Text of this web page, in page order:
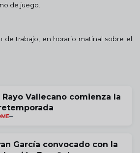
de juego.
de trabajo, en horario matinal sobre el
Rayo Vallecano comienza la
García convocado con la